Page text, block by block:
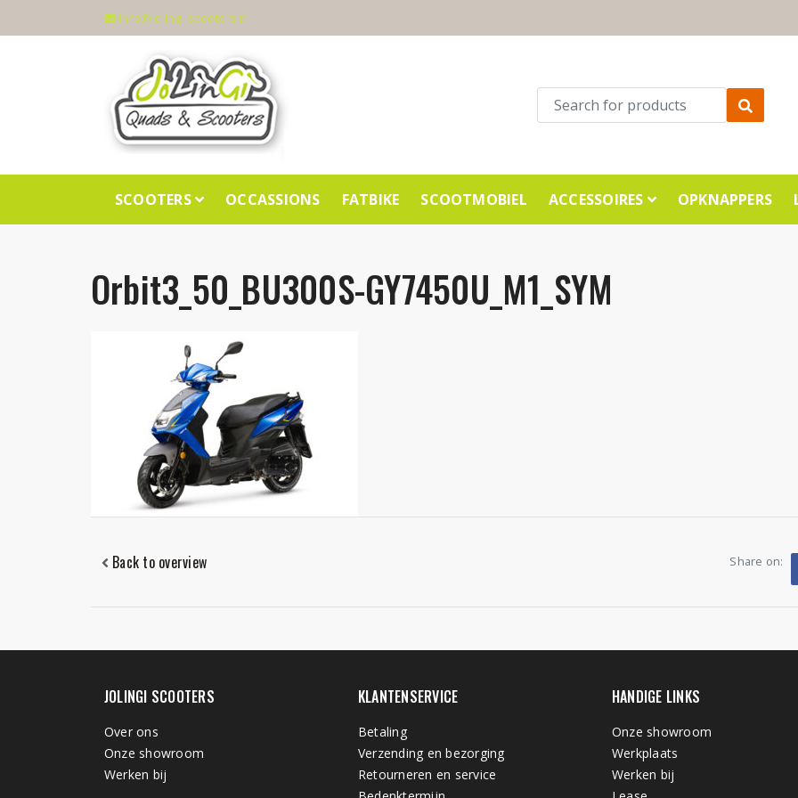
info@jolingi-scooters.nl
SCOOTERS OCCASSIONS FATBIKE SCOOTMOBIEL ACCESSOIRES OPKNAPPERS
Orbit3_50_BU300S-GY7450U_M1_SYM
Back to overview Share on:
JOLINGI SCOOTERS
Over ons
Onze showroom
Werken bij
KLANTENSERVICE
Betaling
Verzending en bezorging
Retourneren en service
HANDIGE LINKS
Onze showroom
Werkplaats
Werken bij